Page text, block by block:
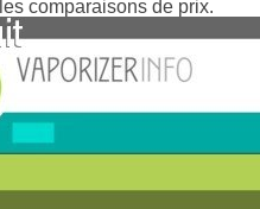
comparaisons de prix.